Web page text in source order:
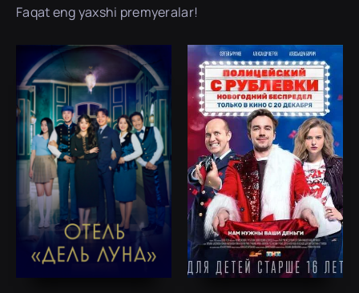
Faqat eng yaxshi premyeralar!